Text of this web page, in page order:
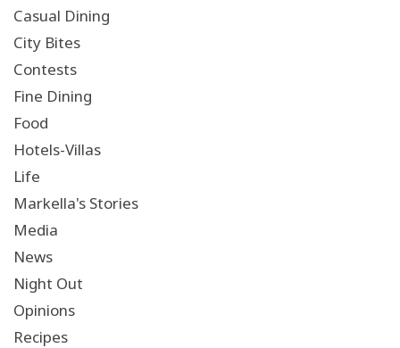
Casual Dining
City Bites
Contests
Fine Dining
Food
Hotels-Villas
Life
Markella's Stories
Media
News
Night Out
Opinions
Recipes